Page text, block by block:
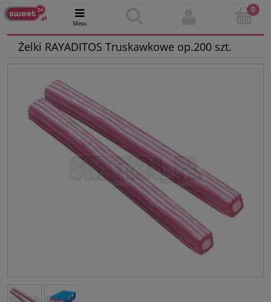
Żelki RAYADITOS Truskawkowe op.200 szt.